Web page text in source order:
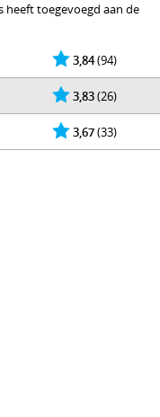
heeft toegevoegd aan de
3,84(94)
3,83(26)
3,67(33)